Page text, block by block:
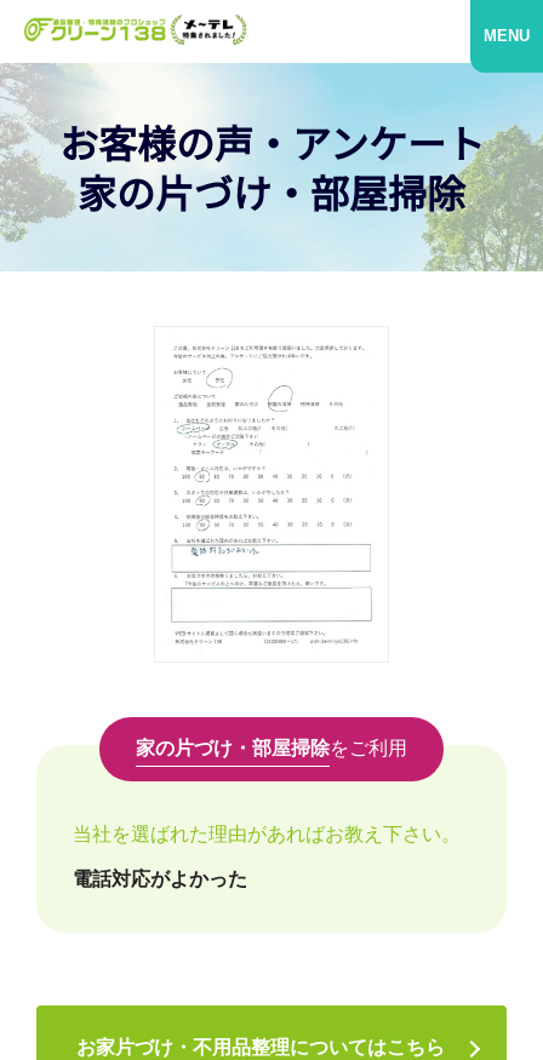
MENU
お客様の声・アンケート
家の片づけ・部屋掃除
家の片づけ・部屋掃除をご利用
当社を選ばれた理由があればお教え下さい。
電話対応がよかった
お家片づけ・不用品整理についてはこちら